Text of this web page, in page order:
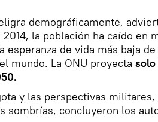
demográficamente,
2014, la población ha caído en
de vida más baja de
mundo. La ONU proyecta solo
y las perspectivas
sombrías, concluyeron los